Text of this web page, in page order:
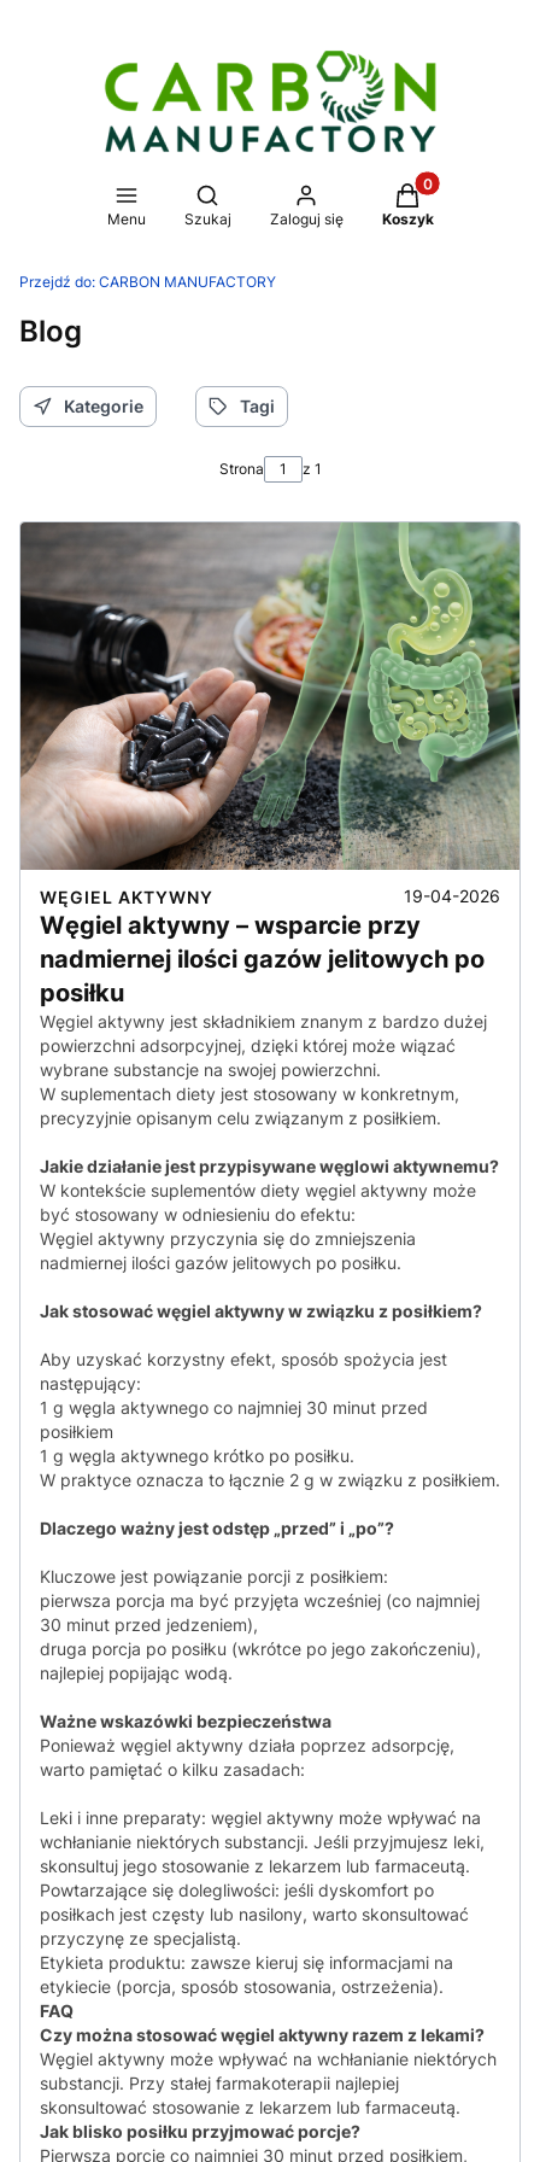
Menu
Otwórz wyszukiwarkę
Szukaj Zaloguj się
Produkty w
Koszyk
Przejdź do: CARBON MANUFACTORY
Blog
Kategorie Tagi
Strona z 1
WĘGIEL AKTYWNY 19-04-2026
Węgiel aktywny – wsparcie przy
nadmiernej ilości gazów jelitowych po
posiłku
Węgiel aktywny jest składnikiem znanym z bardzo dużej
powierzchni adsorpcyjnej, dzięki której może wiązać
wybrane substancje na swojej powierzchni.
W suplementach diety jest stosowany w konkretnym,
precyzyjnie opisanym celu związanym z posiłkiem.
Jakie działanie jest przypisywane węglowi aktywnemu?
W kontekście suplementów diety węgiel aktywny może
być stosowany w odniesieniu do efektu:
Węgiel aktywny przyczynia się do zmniejszenia
nadmiernej ilości gazów jelitowych po posiłku.
Jak stosować węgiel aktywny w związku z posiłkiem?
Aby uzyskać korzystny efekt, sposób spożycia jest
następujący:
1 g węgla aktywnego co najmniej 30 minut przed
posiłkiem
1 g węgla aktywnego krótko po posiłku.
W praktyce oznacza to łącznie 2 g w związku z posiłkiem.
Dlaczego ważny jest odstęp „przed” i „po”?
Kluczowe jest powiązanie porcji z posiłkiem:
pierwsza porcja ma być przyjęta wcześniej (co najmniej
30 minut przed jedzeniem),
druga porcja po posiłku (wkrótce po jego zakończeniu),
najlepiej popijając wodą.
Ważne wskazówki bezpieczeństwa
Ponieważ węgiel aktywny działa poprzez adsorpcję,
warto pamiętać o kilku zasadach:
Leki i inne preparaty: węgiel aktywny może wpływać na
wchłanianie niektórych substancji. Jeśli przyjmujesz leki,
skonsultuj jego stosowanie z lekarzem lub farmaceutą.
Powtarzające się dolegliwości: jeśli dyskomfort po
posiłkach jest częsty lub nasilony, warto skonsultować
przyczynę ze specjalistą.
Etykieta produktu: zawsze kieruj się informacjami na
etykiecie (porcja, sposób stosowania, ostrzeżenia).
FAQ
Czy można stosować węgiel aktywny razem z lekami?
Węgiel aktywny może wpływać na wchłanianie niektórych
substancji. Przy stałej farmakoterapii najlepiej
skonsultować stosowanie z lekarzem lub farmaceutą.
Jak blisko posiłku przyjmować porcje?
Pierwszą porcję co najmniej 30 minut przed posiłkiem,